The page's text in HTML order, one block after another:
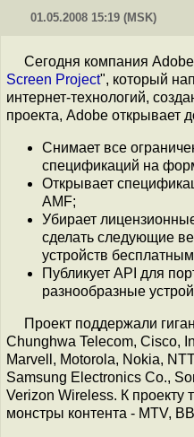
01.05.2008 15:19 (MSK)
Сегодня компания Adobe
Screen Project", который
интернет-технологий,
проекта, Adobe открывает
Снимает все
спецификаций на
Открывает
AMF;
Убирает
сделать следующие
устройств
Публикует API для
разнообразные
Проект поддержали
Chunghwa Telecom, Cisco,
Marvell, Motorola, Nokia,
Samsung Electronics Co.,
Verizon Wireless. К проекту
монстры контента - MTV,